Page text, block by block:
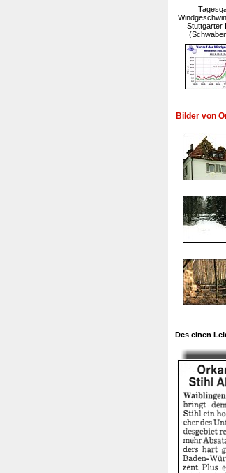
Stuttgarter
Bilder von
Des einen